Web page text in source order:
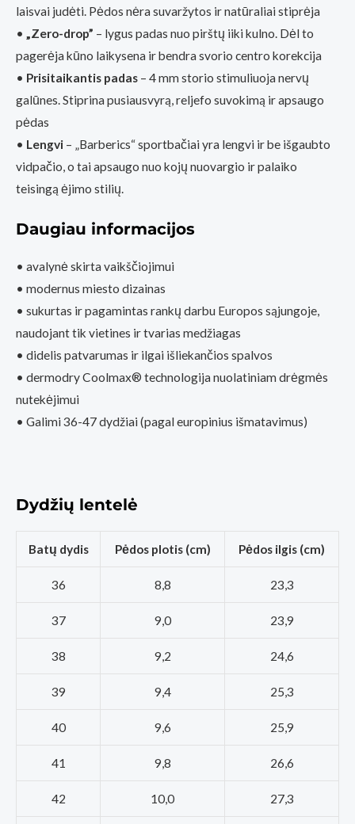
laisvai judėti. Pėdos nėra suvaržytos ir natūraliai stiprėja
•
„Zero-drop” – lygus padas nuo pirštų iiki kulno. Dėl to
pagerėja kūno laikysena ir bendra svorio centro korekcija
• Prisitaikantis padas – 4 mm storio stimuliuoja nervų
galūnes. Stiprina pusiausvyrą, reljefo suvokimą ir apsaugo
pėdas
• Lengvi – „Barberics“ sportbačiai yra lengvi ir be išgaubto
vidpačio, o tai apsaugo nuo kojų nuovargio ir palaiko
teisingą ėjimo stilių.
Daugiau informacijos
• avalynė skirta vaikščiojimui
• modernus miesto dizainas
• sukurtas ir pagamintas rankų darbu Europos sąjungoje,
naudojant tik vietines ir tvarias medžiagas
• didelis patvarumas ir ilgai išliekančios spalvos
• dermodry Coolmax® technologija nuolatiniam drėgmės
nutekėjimui
• Galimi 36-47 dydžiai (pagal europinius išmatavimus)
Dydžių lentelė
Batų dydis Pėdos plotis (cm) Pėdos ilgis (cm)
36 8,8 23,3
37 9,0 23,9
38 9,2 24,6
39 9,4 25,3
40 9,6 25,9
41 9,8 26,6
42 10,0 27,3